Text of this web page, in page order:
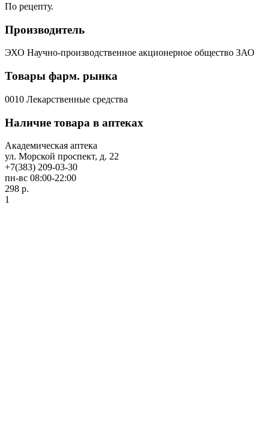
По рецепту.
Производитель
ЭХО Научно-производственное акционерное общество ЗАО
Товары фарм. рынка
0010 Лекарственные средства
Наличие товара в аптеках
Академическая аптека
ул. Морской проспект, д. 22
+7(383) 209-03-30
пн-вс 08:00-22:00
298 р.
1